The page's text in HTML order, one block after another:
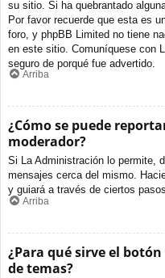
su sitio. Si ha quebrantado
Por favor recuerde que esta es
foro, y phpBB Limited no tiene
en este sitio. Comuníquese con
seguro de porqué fue advertido.
Arriba
¿Cómo se puede
moderador?
Si La Administración lo permite,
mensajes cerca del mismo.
y guiará a través de ciertos
Arriba
¿Para qué sirve el
de temas?